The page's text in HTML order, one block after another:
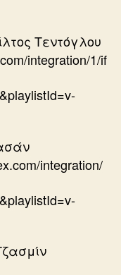
Τεντόγλου
integration/1/if
integration/